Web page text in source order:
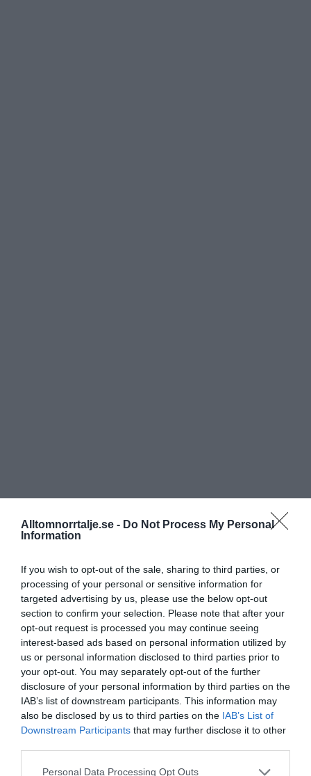
Alltomnorrtalje.se - Do Not Process My Personal
Information
If you wish to opt-out of the sale, sharing to third parties, or
processing of your personal or sensitive information for
targeted advertising by us, please use the below opt-out
section to confirm your selection. Please note that after your
opt-out request is processed you may continue seeing
interest-based ads based on personal information utilized by
us or personal information disclosed to third parties prior to
your opt-out. You may separately opt-out of the further
disclosure of your personal information by third parties on the
IAB’s list of downstream participants. This information may
also be disclosed by us to third parties on the IAB’s List of
Downstream Participants that may further disclose it to other
Personal Data Processing Opt Outs